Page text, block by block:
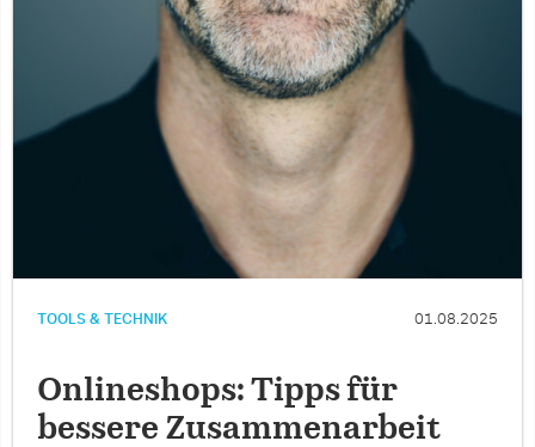
TOOLS & TECHNIK 01.08.2025
Onlineshops: Tipps für
bessere Zusammenarbeit